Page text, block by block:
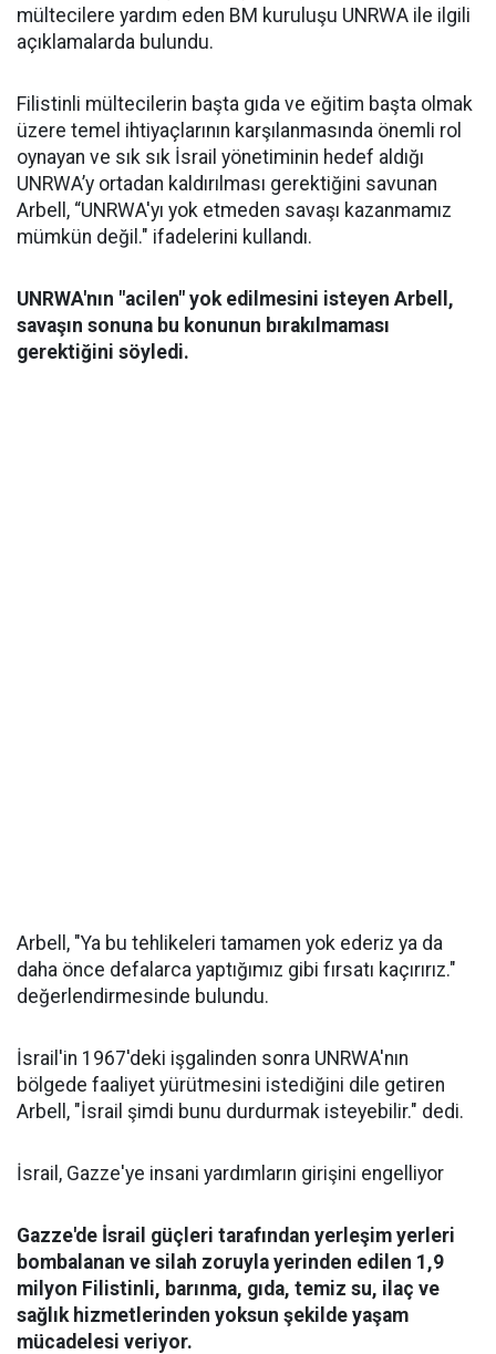
mültecilere yardım eden BM kuruluşu UNRWA ile ilgili
açıklamalarda bulundu.
Filistinli mültecilerin başta gıda ve eğitim başta olmak
üzere temel ihtiyaçlarının karşılanmasında önemli rol
oynayan ve sık sık İsrail yönetiminin hedef aldığı
UNRWA’y ortadan kaldırılması gerektiğini savunan
Arbell, “UNRWA'yı yok etmeden savaşı kazanmamız
mümkün değil." ifadelerini kullandı.
UNRWA'nın "acilen" yok edilmesini isteyen Arbell,
savaşın sonuna bu konunun bırakılmaması
gerektiğini söyledi.
Arbell, "Ya bu tehlikeleri tamamen yok ederiz ya da
daha önce defalarca yaptığımız gibi fırsatı kaçırırız."
değerlendirmesinde bulundu.
İsrail'in 1967'deki işgalinden sonra UNRWA'nın
bölgede faaliyet yürütmesini istediğini dile getiren
Arbell, "İsrail şimdi bunu durdurmak isteyebilir." dedi.
İsrail, Gazze'ye insani yardımların girişini engelliyor
Gazze'de İsrail güçleri tarafından yerleşim yerleri
bombalanan ve silah zoruyla yerinden edilen 1,9
milyon Filistinli, barınma, gıda, temiz su, ilaç ve
sağlık hizmetlerinden yoksun şekilde yaşam
mücadelesi veriyor.